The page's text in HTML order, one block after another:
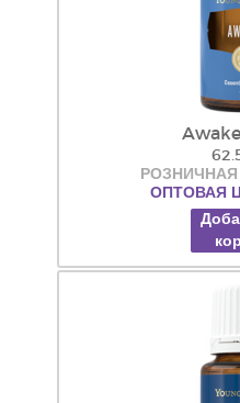
РОЗНИЧНАЯ
ОПТОВАЯ